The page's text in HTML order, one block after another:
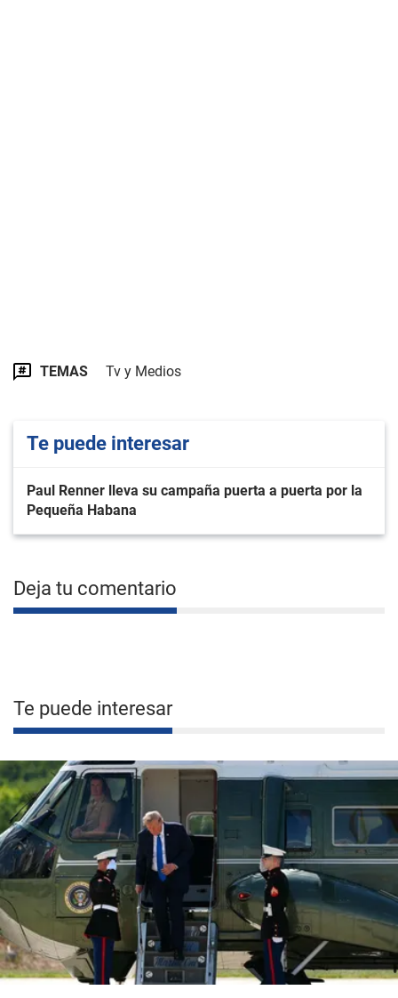
TEMAS Tv y Medios
Te puede interesar
Paul Renner lleva su campaña puerta a puerta por la
Pequeña Habana
Deja tu comentario
Te puede interesar